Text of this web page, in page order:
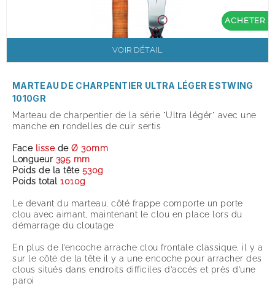
ACHETER
VOIR DÉTAIL
MARTEAU DE CHARPENTIER ULTRA LÉGER ESTWING
1010GR
Marteau de charpentier de la série "Ultra légér" avec une
manche en rondelles de cuir sertis
Face lisse de Ø 30mm
Longueur 395 mm
Poids de la tête 530g
Poids total 1010g
Le devant du marteau, côté frappe comporte un porte
clou avec aimant, maintenant le clou en place lors du
démarrage du cloutage
En plus de l’encoche arrache clou frontale classique, il y a
sur le côté de la tête il y a une encoche pour arracher des
clous situés dans endroits difficiles d’accès et près d’une
paroi